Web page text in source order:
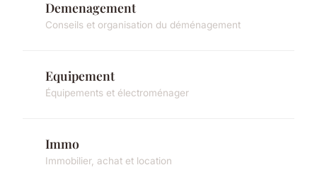
Demenagement
Conseils et organisation du déménagement
Equipement
Équipements et électroménager
Immo
Immobilier, achat et location